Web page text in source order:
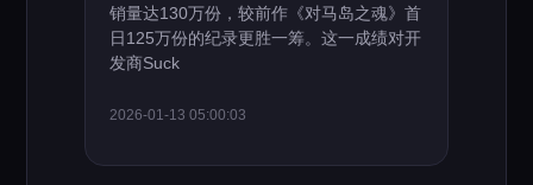
销量达130万份，较前作《对马岛之魂》首
日125万份的纪录更胜一筹。这一成绩对开
发商Suck
2026-01-13 05:00:03